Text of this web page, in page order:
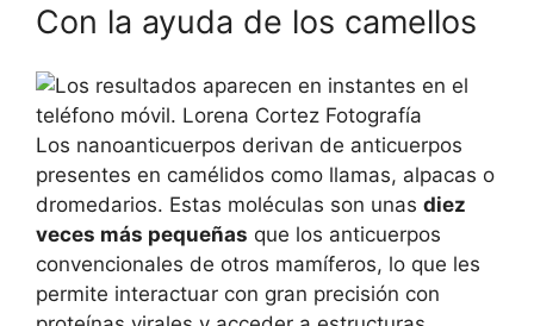
Con la ayuda de los camellos
Los nanoanticuerpos derivan de anticuerpos
presentes en camélidos como llamas, alpacas o
dromedarios. Estas moléculas son unas diez
veces más pequeñas que los anticuerpos
convencionales de otros mamíferos, lo que les
permite interactuar con gran precisión con